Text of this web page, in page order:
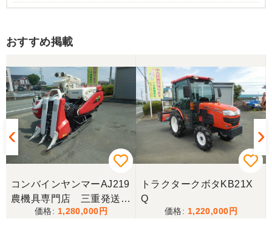
西川さま。電話対応から自社納車まで丁寧で信頼で
きる方です。農機はまたこちらで購入したいです。
岐阜県／
完璧に整備されており、対応も親切で丁寧。配送ま
で自社で対応してくださり本当にありがとうござい
ました。次回もこちらで購入させて頂きます。
今回もしっかり整備整備をしてくださり安心です大
事に長く使わせていただきますありがとうございま
す
おすすめ掲載
コンバインヤンマーAJ219
農機具専門店 三重発送整
備済み
1,280,000
トラクタークボタKB21X
Q
1,220,000